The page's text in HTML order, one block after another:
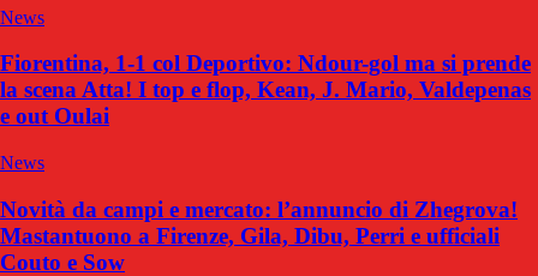
News
Fiorentina, 1-1 col Deportivo: Ndour-gol ma si prende
la scena Atta! I top e flop, Kean, J. Mario, Valdepenas
e out Oulai
News
Novità da campi e mercato: l’annuncio di Zhegrova!
Mastantuono a Firenze, Gila, Dibu, Perri e ufficiali
Couto e Sow